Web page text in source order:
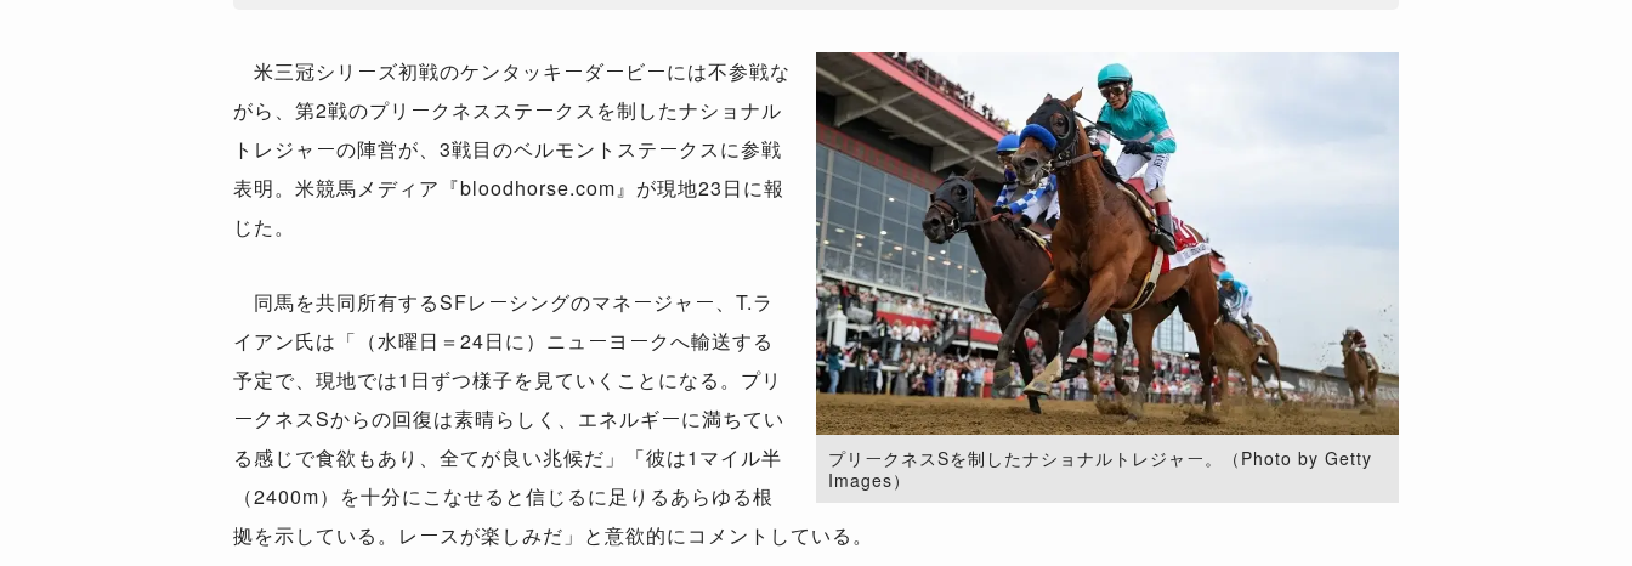
プリークネスSを制したナショナルトレジャー。（Photo by Getty
Images）
米三冠シリーズ初戦のケンタッキーダービーには不参戦な
がら、第2戦のプリークネスステークスを制したナショナル
トレジャーの陣営が、3戦目のベルモントステークスに参戦
表明。米競馬メディア『bloodhorse.com』が現地23日に報
じた。
同馬を共同所有するSFレーシングのマネージャー、T.ラ
イアン氏は「（水曜日＝24日に）ニューヨークへ輸送する
予定で、現地では1日ずつ様子を見ていくことになる。プリ
ークネスSからの回復は素晴らしく、エネルギーに満ちてい
る感じで食欲もあり、全てが良い兆候だ」「彼は1マイル半
（2400m）を十分にこなせると信じるに足りるあらゆる根
拠を示している。レースが楽しみだ」と意欲的にコメントしている。